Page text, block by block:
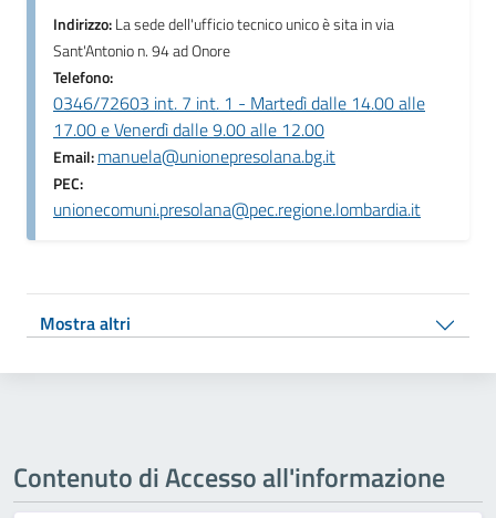
Indirizzo:La sede dell'ufficio tecnico unico è sita in via
Sant'Antonio n. 94 ad Onore
Telefono:
0346/72603 int. 7 int. 1 - Martedì dalle 14.00 alle
17.00 e Venerdì dalle 9.00 alle 12.00
Email:manuela@unionepresolana.bg.it
PEC:
unionecomuni.presolana@pec.regione.lombardia.it
Mostra altri
Contenuto di Accesso all'informazione